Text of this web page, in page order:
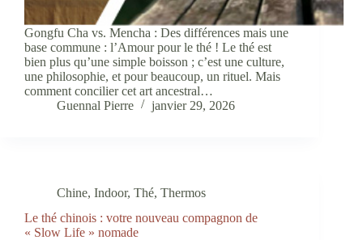
Gongfu Cha vs. Mencha : Des différences mais une
base commune : l’Amour pour le thé ! Le thé est
bien plus qu’une simple boisson ; c’est une culture,
une philosophie, et pour beaucoup, un rituel. Mais
comment concilier cet art ancestral…
Guennal Pierre
janvier 29, 2026
Chine, Indoor, Thé, Thermos
Le thé chinois : votre nouveau compagnon de
« Slow Life » nomade